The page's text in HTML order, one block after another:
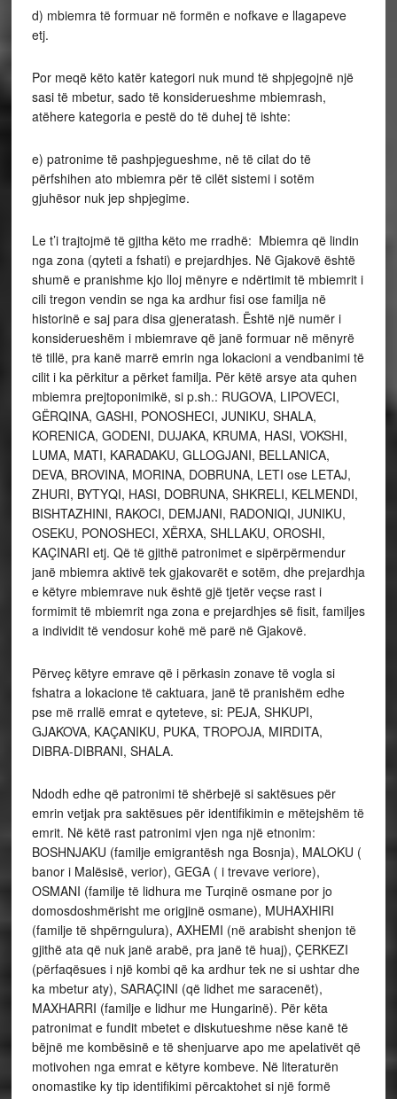
d) mbiemra të formuar në formën e nofkave e llagapeve
etj.
Por meqë këto katër kategori nuk mund të shpjegojnë një
sasi të mbetur, sado të konsiderueshme mbiemrash,
atëhere kategoria e pestë do të duhej të ishte:
e) patronime të pashpjegueshme, në të cilat do të
përfshihen ato mbiemra për të cilët sistemi i sotëm
gjuhësor nuk jep shpjegime.
Le t’i trajtojmë të gjitha këto me rradhë: Mbiemra që lindin
nga zona (qyteti a fshati) e prejardhjes. Në Gjakovë është
shumë e pranishme kjo lloj mënyre e ndërtimit të mbiemrit i
cili tregon vendin se nga ka ardhur fisi ose familja në
historinë e saj para disa gjeneratash. Është një numër i
konsiderueshëm i mbiemrave që janë formuar në mënyrë
të tillë, pra kanë marrë emrin nga lokacioni a vendbanimi të
cilit i ka përkitur a përket familja. Për këtë arsye ata quhen
mbiemra prejtoponimikë, si p.sh.: RUGOVA, LIPOVECI,
GËRQINA, GASHI, PONOSHECI, JUNIKU, SHALA,
KORENICA, GODENI, DUJAKA, KRUMA, HASI, VOKSHI,
LUMA, MATI, KARADAKU, GLLOGJANI, BELLANICA,
DEVA, BROVINA, MORINA, DOBRUNA, LETI ose LETAJ,
ZHURI, BYTYQI, HASI, DOBRUNA, SHKRELI, KELMENDI,
BISHTAZHINI, RAKOCI, DEMJANI, RADONIQI, JUNIKU,
OSEKU, PONOSHECI, XËRXA, SHLLAKU, OROSHI,
KAÇINARI etj. Që të gjithë patronimet e sipërpërmendur
janë mbiemra aktivë tek gjakovarët e sotëm, dhe prejardhja
e këtyre mbiemrave nuk është gjë tjetër veçse rast i
formimit të mbiemrit nga zona e prejardhjes së fisit, familjes
a individit të vendosur kohë më parë në Gjakovë.
Përveç këtyre emrave që i përkasin zonave të vogla si
fshatra a lokacione të caktuara, janë të pranishëm edhe
pse më rrallë emrat e qyteteve, si: PEJA, SHKUPI,
GJAKOVA, KAÇANIKU, PUKA, TROPOJA, MIRDITA,
DIBRA-DIBRANI, SHALA.
Ndodh edhe që patronimi të shërbejë si saktësues për
emrin vetjak pra saktësues për identifikimin e mëtejshëm të
emrit. Në këtë rast patronimi vjen nga një etnonim:
BOSHNJAKU (familje emigrantësh nga Bosnja), MALOKU (
banor i Malësisë, verior), GEGA ( i trevave veriore),
OSMANI (familje të lidhura me Turqinë osmane por jo
domosdoshmërisht me origjinë osmane), MUHAXHIRI
(familje të shpërngulura), AXHEMI (në arabisht shenjon të
gjithë ata që nuk janë arabë, pra janë të huaj), ÇERKEZI
(përfaqësues i një kombi që ka ardhur tek ne si ushtar dhe
ka mbetur aty), SARAÇINI (që lidhet me saracenët),
MAXHARRI (familje e lidhur me Hungarinë). Për këta
patronimat e fundit mbetet e diskutueshme nëse kanë të
bëjnë me kombësinë e të shenjuarve apo me apelativët që
motivohen nga emrat e këtyre kombeve. Në literaturën
onomastike ky tip identifikimi përcaktohet si një formë